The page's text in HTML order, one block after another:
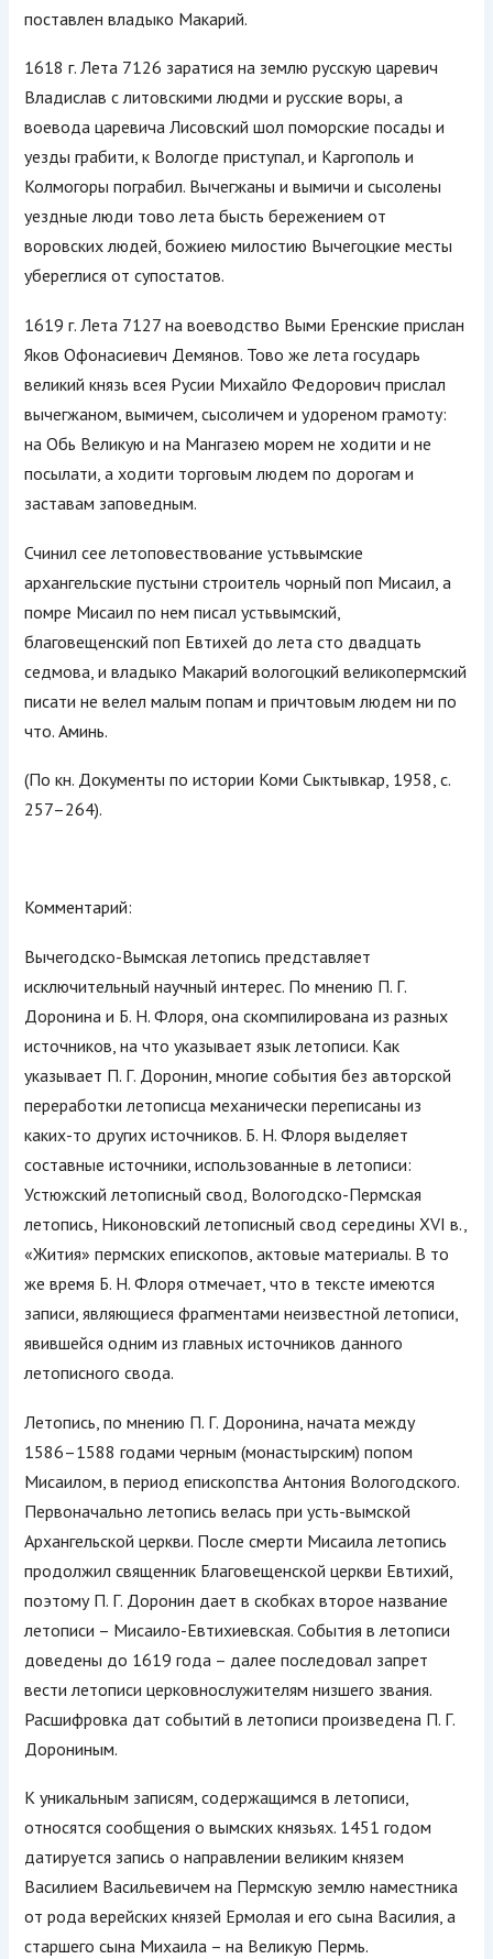
поставлен владыко Макарий.
1618 г. Лета 7126 заратися на землю русскую царевич
Владислав с литовскими людми и русские воры, а
воевода царевича Лисовский шол поморские посады и
уезды грабити, к Вологде приступал, и Каргополь и
Колмогоры пограбил. Вычегжаны и вымичи и сысолены
уездные люди тово лета бысть бережением от
воровских людей, божиею милостию Вычегоцкие месты
убереглися от супостатов.
1619 г. Лета 7127 на воеводство Выми Еренские прислан
Яков Офонасиевич Демянов. Тово же лета государь
великий князь всея Русии Михайло Федорович прислал
вычегжаном, вымичем, сысоличем и удореном грамоту:
на Обь Великую и на Мангазею морем не ходити и не
посылати, а ходити торговым людем по дорогам и
заставам заповедным.
Счинил сее летоповествование устьвымские
архангельские пустыни строитель чорный поп Мисаил, а
помре Мисаил по нем писал устьвымский,
благовещенский поп Евтихей до лета сто двадцать
седмова, и владыко Макарий вологоцкий великопермский
писати не велел малым попам и причтовым людем ни по
что. Аминь.
(По кн. Документы по истории Коми Сыктывкар, 1958, с.
257–264).
Комментарий:
Вычегодско-Вымская летопись представляет
исключительный научный интерес. По мнению П. Г.
Доронина и Б. Н. Флоря, она скомпилирована из разных
источников, на что указывает язык летописи. Как
указывает П. Г. Доронин, многие события без авторской
переработки летописца механически переписаны из
каких-то других источников. Б. Н. Флоря выделяет
составные источники, использованные в летописи:
Устюжский летописный свод, Вологодско-Пермская
летопись, Никоновский летописный свод середины XVI в.,
«Жития» пермских епископов, актовые материалы. В то
же время Б. Н. Флоря отмечает, что в тексте имеются
записи, являющиеся фрагментами неизвестной летописи,
явившейся одним из главных источников данного
летописного свода.
Летопись, по мнению П. Г. Доронина, начата между
1586–1588 годами черным (монастырским) попом
Мисаилом, в период епископства Антония Вологодского.
Первоначально летопись велась при усть-вымской
Архангельской церкви. После смерти Мисаила летопись
продолжил священник Благовещенской церкви Евтихий,
поэтому П. Г. Доронин дает в скобках второе название
летописи – Мисаило-Евтихиевская. События в летописи
доведены до 1619 года – далее последовал запрет
вести летописи церковнослужителям низшего звания.
Расшифровка дат событий в летописи произведена П. Г.
Дорониным.
К уникальным записям, содержащимся в летописи,
относятся сообщения о вымских князьях. 1451 годом
датируется запись о направлении великим князем
Василием Васильевичем на Пермскую землю наместника
от рода верейских князей Ермолая и его сына Василия, а
старшего сына Михаила – на Великую Пермь.